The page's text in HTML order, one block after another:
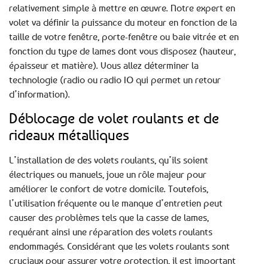
relativement simple à mettre en œuvre. Notre expert en
volet va définir la puissance du moteur en fonction de la
taille de votre fenêtre, porte-fenêtre ou baie vitrée et en
fonction du type de lames dont vous disposez (hauteur,
épaisseur et matière). Vous allez déterminer la
technologie (radio ou radio IO qui permet un retour
d’information).
Déblocage de volet roulants et de
rideaux métalliques
L’installation de des volets roulants, qu’ils soient
électriques ou manuels, joue un rôle majeur pour
améliorer le confort de votre domicile. Toutefois,
l’utilisation fréquente ou le manque d’entretien peut
causer des problèmes tels que la casse de lames,
requérant ainsi une réparation des volets roulants
endommagés. Considérant que les volets roulants sont
cruciaux pour assurer votre protection, il est important